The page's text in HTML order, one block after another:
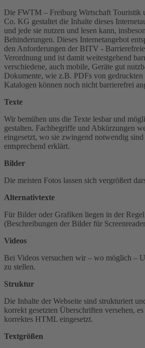
Die FWTM – Freiburg Wirtschaft Touristik
Co. KG gestaltet die Inhalte dieses
und jede sie nutzen und lesen kann,
Behinderungen. Dieses Internetangebot
den Anforderungen der BITV -
Verordnung und ist damit weitestgehend
verschiedene, auch mobile, Geräte gut
Dokumente, wie z.B. PDFs von gedruckten
Katalogen können noch nicht barrierefrei
Texte
Wir bemühen uns die Texte lesbar und
gestalten. Fachbegriffe und Abkürzungen
eingesetzt, wo sie zwingend notwendig
entsprechend erklärt.
Bilder
Die meisten Fotos lassen sich vergrößert
Alternativtexte
Für Bilder oder Grafiken liegen in der
(Beschreibungen der Bilder für
Videos
Bei Videos versuchen wir – wo möglich –
zu stellen.
Struktur
Die Inhalte der Webseite sind strukturiert
korrekt gesetzten Überschriften versehen,
korrektes HTML eingesetzt.
Textgrößen